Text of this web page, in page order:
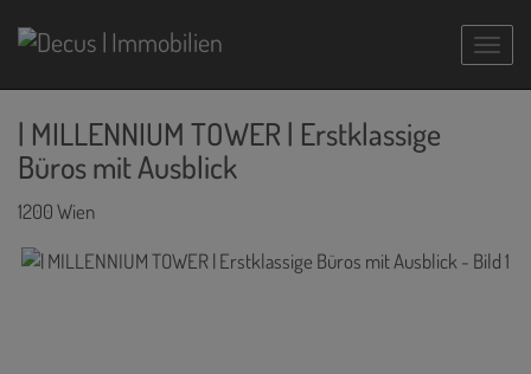
| MILLENNIUM TOWER | Erstklassige
Büros mit Ausblick
1200 Wien